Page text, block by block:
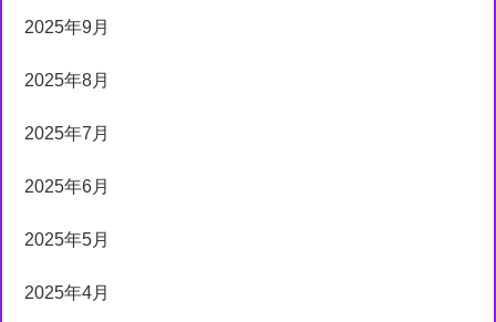
2025年9月
2025年8月
2025年7月
2025年6月
2025年5月
2025年4月